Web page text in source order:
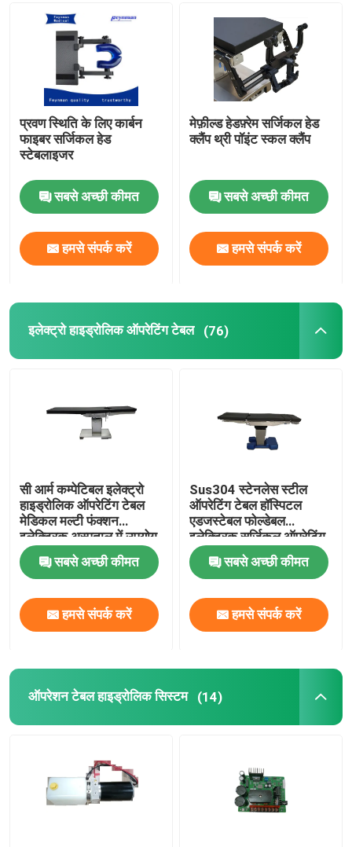
होम
उत्पाद
हमारे बारे में
प्रवण स्थिति के लिए कार्बन
फाइबर सर्जिकल हेड
स्टेबलाइजर
सबसे अच्छी कीमत
हमसे संपर्क करें
मेफ़ील्ड हेडफ़्रेम सर्जिकल हेड
क्लैंप थ्री पॉइंट स्कल क्लैंप
सबसे अच्छी कीमत
हमसे संपर्क करें
इलेक्ट्रो हाइड्रोलिक ऑपरेटिंग टेबल (76)
सी आर्म कम्पेटिबल इलेक्ट्रो
हाइड्रोलिक ऑपरेटिंग टेबल
मेडिकल मल्टी फंक्शन
इलेक्ट्रिक अस्पताल में उपयोग
किया जाता है
सबसे अच्छी कीमत
हमसे संपर्क करें
Sus304 स्टेनलेस स्टील
ऑपरेटिंग टेबल हॉस्पिटल
एडजस्टेबल फोल्डेबल
इलेक्ट्रिक सर्जिकल ऑपरेटिंग
टेबल
सबसे अच्छी कीमत
हमसे संपर्क करें
ऑपरेशन टेबल हाइड्रोलिक सिस्टम (14)